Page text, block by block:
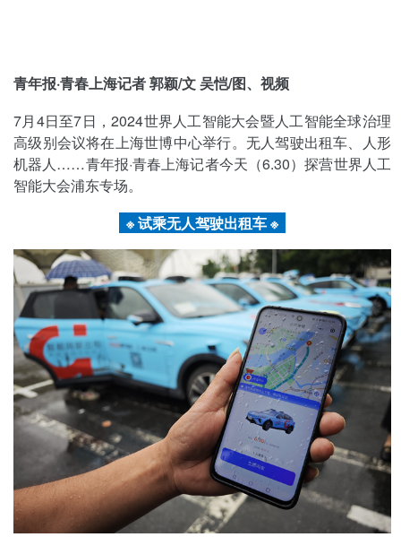
青年报·青春上海记者 郭颖/文 吴恺/图、视频
7月4日至7日，2024世界人工智能大会暨人工智能全球治理
高级别会议将在上海世博中心举行。无人驾驶出租车、人形
机器人……青年报·青春上海记者今天（6.30）探营世界人工
智能大会浦东专场。
※ 试乘无人驾驶出租车 ※